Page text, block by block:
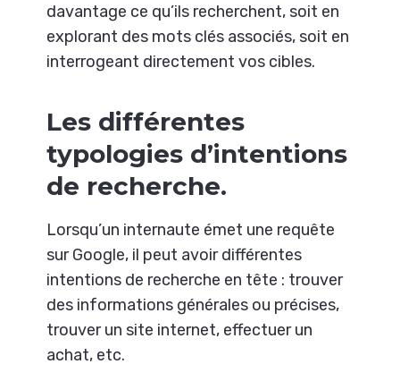
davantage ce qu’ils recherchent, soit en
explorant des mots clés associés, soit en
interrogeant directement vos cibles.
Les différentes
typologies d’intentions
de recherche.
Lorsqu’un internaute émet une requête
sur Google, il peut avoir différentes
intentions de recherche en tête : trouver
des informations générales ou précises,
trouver un site internet, effectuer un
achat, etc.